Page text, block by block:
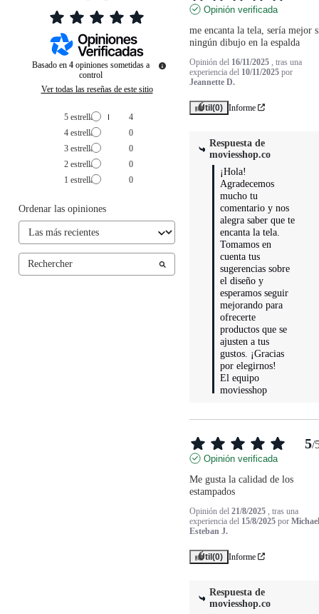
Basado en 4 opiniones sometidas a
control
Ver todas las reseñas de este sitio
5 estrellas
4
4 estrellas
0
3 estrellas
0
2 estrellas
0
1 estrella 0
Ordenar las opiniones
Opinión verificada
me encanta la tela, sería mejor
ningún dibujo en la espalda
Opinión del 16/11/2025
, tras una
experiencia del 10/11/2025 por
Jeannette D.
Útil(0) Informe
Respuesta de
moviesshop.co
¡Hola!
Agradecemos
mucho tu
comentario y nos
alegra saber que te
encanta la tela.
Tomamos en
cuenta tus
sugerencias sobre
el diseño y
esperamos seguir
mejorando para
ofrecerte
productos que se
ajusten a tus
gustos. ¡Gracias
por elegirnos!
El equipo
moviesshop
5/
Opinión verificada
Me gusta la calidad de los
estampados
Opinión del21/8/2025
, tras una
experiencia del 15/8/2025 por
Esteban J.
Útil(0) Informe
Respuesta de
moviesshop.co